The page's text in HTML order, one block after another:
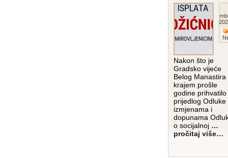
Nakon što je
Gradsko vijeće
Belog Manastira
krajem prošle
godine prihvatilo
prijedlog Odluke
izmjenama i
dopunama
o socijalnoj …
pročitaj više…